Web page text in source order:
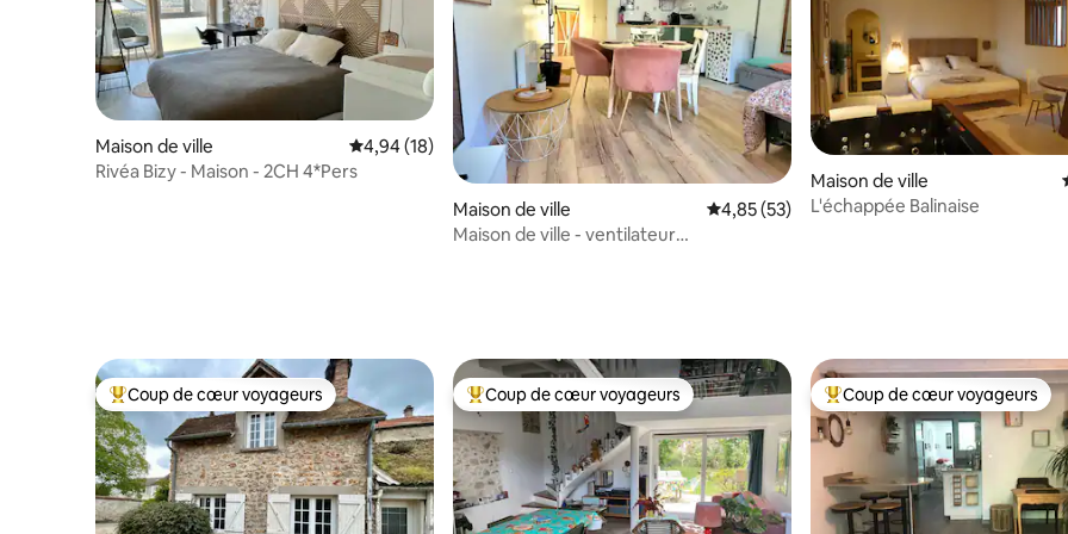
Maison de ville Évaluation moyenne sur la base de 18 commentaires : 4,94 sur 5
4,94 (18)
Rivéa Bizy - Maison - 2CH 4*Pers
Maison de ville Évaluation moyenne sur la base de 53
4,85 (53)
Maison de ville - ventilateur
Maison de ville
L'échappée Balinaise
Coups de cœur voyageurs les plus appréciés
Coup de cœur voyageurs Coups de cœur voyageurs les plus appréciés
Coup de cœur voyageurs Coups de cœur voyageurs les
Coup de cœur voyageurs